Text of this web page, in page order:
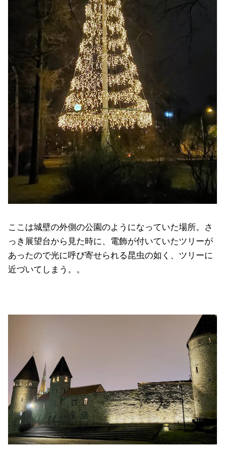
ここは城壁の外側の公園のようになっていた場所。さ
っき展望台から見た時に、電飾が付いていたツリーが
あったので光に呼び寄せられる昆虫の如く、ツリーに
近づいてしまう。。